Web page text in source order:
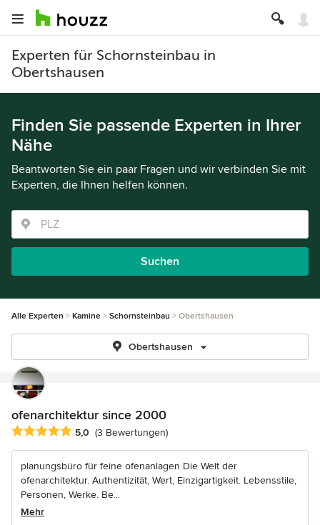
Experten für Schornsteinbau in
Obertshausen
Finden Sie passende Experten in Ihrer
Nähe
Beantworten Sie ein paar Fragen und wir verbinden Sie mit
Experten, die Ihnen helfen können.
Suchen
Alle Experten Kamine Schornsteinbau Obertshausen
Obertshausen
ofenarchitektur since 2000
Durchschnittliche Bewertung: 5 von 5 Sternen
5,0 (3 Bewertungen)
planungsbüro für feine ofenanlagen Die Welt der
ofenarchitektur. Authentizität, Wert, Einzigartigkeit. Lebensstile,
Personen, Werke. Be...
Mehr